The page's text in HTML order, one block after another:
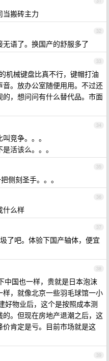
当搬砖主力
32
语了。换国产的舒服多了
33
机械键盘比真不行，键帽打油
。放办公室随便用用。不过还
，想问问有什么替代品。市面
34
竞争。。。
活该么。。。
35
侧刻圣手。。。
36
什么样
37
了吧。体验下国产轴体，便宜
38
中国也一样，贵就是日本泡沫
，就像北京一些羽毛球馆一小
好物业后，这个是按照成本测
。但现在房地产退潮之后，这
肯定是亏。目前市场就是这
39